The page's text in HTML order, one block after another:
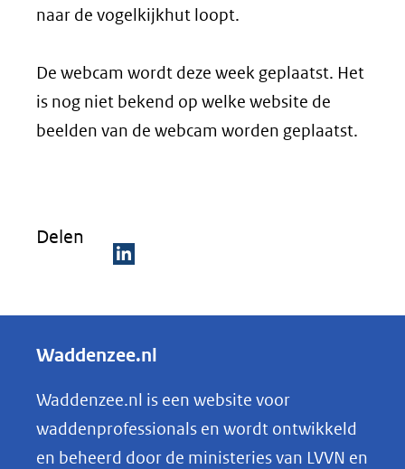
naar de vogelkijkhut loopt.
De webcam wordt deze week geplaatst. Het
is nog niet bekend op welke website de
beelden van de webcam worden geplaatst.
Delen
e
e
n
o
p
Waddenzee.nl
Waddenzee.nl is een website voor
waddenprofessionals en wordt ontwikkeld
en beheerd door de ministeries van LVVN en